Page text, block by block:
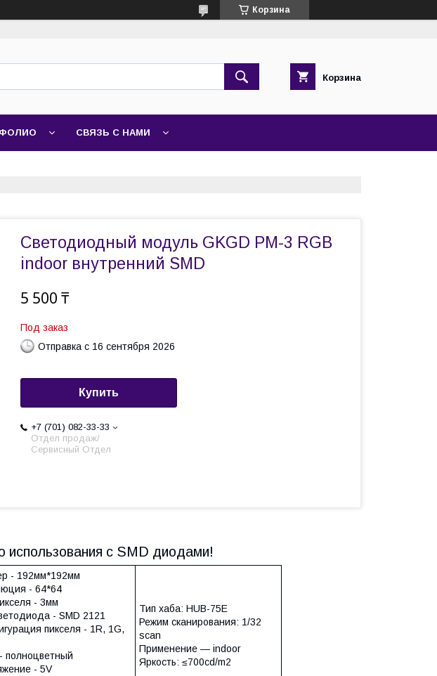
Корзина
Корзина
СВЯЗЬ С НАМИ
Светодиодный модуль GKGD PM-3 RGB
indoor внутренний SMD
5 500 ₸
Под заказ
Отправка с 16 сентября 2026
Купить
+7 (701) 082-33-33
Отдел продаж/
Сервисный Отдел
использования c SMD диодами!
- 192мм*192мм
- 64*64
- 3мм
- SMD 2121
пикселя - 1R, 1G,
полноцветный
- 5V
Тип хаба: HUB-75E
Режим сканирования: 1/32
scan
Применение ― indoor
Яркость: ≤700cd/m2